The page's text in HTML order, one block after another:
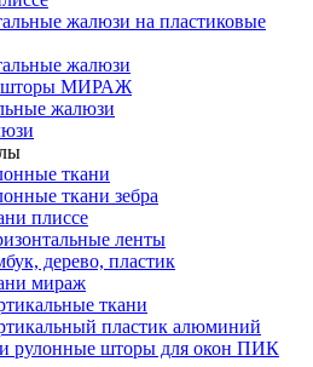
жалюзи на пластиковые
жалюзи
шторы МИРАЖ
жалюзи
ткани
ткани зебра
плиссе
ленты
дерево, пластик
мираж
ткани
пластик алюминий
рулонные шторы для окон ПИК